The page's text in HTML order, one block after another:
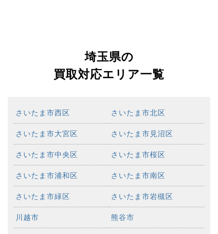
埼玉県の
買取対応エリア一覧
さいたま市西区 さいたま市北区
さいたま市大宮区 さいたま市見沼区
さいたま市中央区 さいたま市桜区
さいたま市浦和区 さいたま市南区
さいたま市緑区 さいたま市岩槻区
川越市 熊谷市